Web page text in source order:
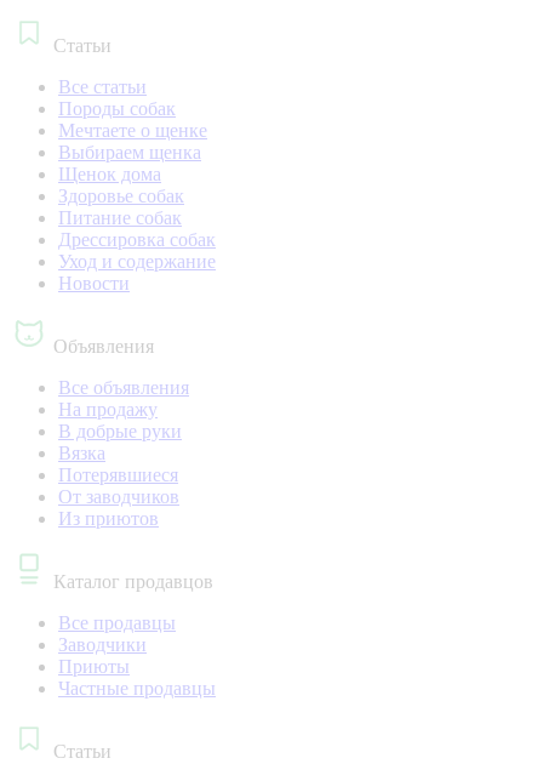
Статьи
Все статьи
Породы собак
Мечтаете о щенке
Выбираем щенка
Щенок дома
Здоровье собак
Питание собак
Дрессировка собак
Уход и содержание
Новости
Объявления
Все объявления
На продажу
В добрые руки
Вязка
Потерявшиеся
От заводчиков
Из приютов
Каталог продавцов
Все продавцы
Заводчики
Приюты
Частные продавцы
Статьи